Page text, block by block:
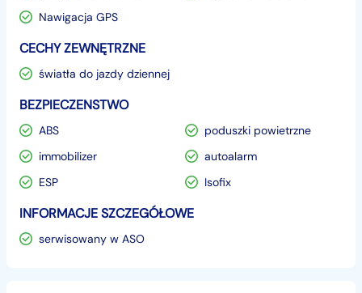
Nawigacja GPS
CECHY ZEWNĘTRZNE
światła do jazdy dziennej
BEZPIECZENSTWO
ABS
poduszki powietrzne
immobilizer
autoalarm
ESP
Isofix
INFORMACJE SZCZEGÓŁOWE
serwisowany w ASO